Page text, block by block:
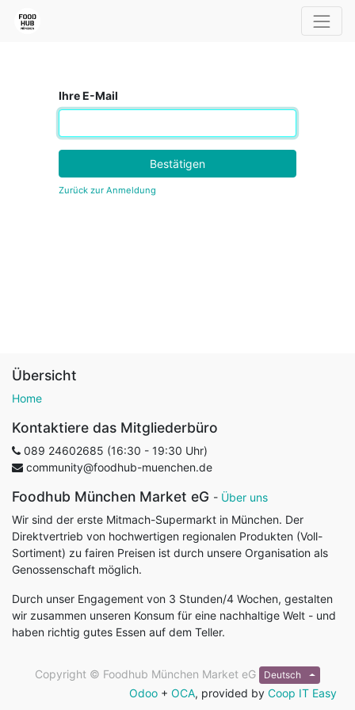
Ihre E-Mail
Bestätigen
Zurück zur Anmeldung
Übersicht
Home
Kontaktiere das Mitgliederbüro
089 24602685 (16:30 - 19:30 Uhr)
community@foodhub-muenchen.de
Foodhub München Market eG - Über uns
Wir sind der erste Mitmach-Supermarkt in München. Der
Direktvertrieb von hochwertigen regionalen Produkten (Voll-
Sortiment) zu fairen Preisen ist durch unsere Organisation als
Genossenschaft möglich.
Durch unser Engagement von 3 Stunden/4 Wochen, gestalten
wir zusammen unseren Konsum für eine nachhaltige Welt - und
haben richtig gutes Essen auf dem Teller.
Copyright © Foodhub München Market eG Deutsch
Odoo + OCA, provided by Coop IT Easy